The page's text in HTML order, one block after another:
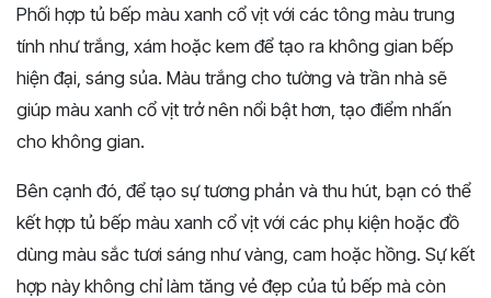
Phối hợp tủ bếp màu xanh cổ vịt với các tông màu trung
tính như trắng, xám hoặc kem để tạo ra không gian bếp
hiện đại, sáng sủa. Màu trắng cho tường và trần nhà sẽ
giúp màu xanh cổ vịt trở nên nổi bật hơn, tạo điểm nhấn
cho không gian.
Bên cạnh đó, để tạo sự tương phản và thu hút, bạn có thể
kết hợp tủ bếp màu xanh cổ vịt với các phụ kiện hoặc đồ
dùng màu sắc tươi sáng như vàng, cam hoặc hồng. Sự kết
hợp này không chỉ làm tăng vẻ đẹp của tủ bếp mà còn